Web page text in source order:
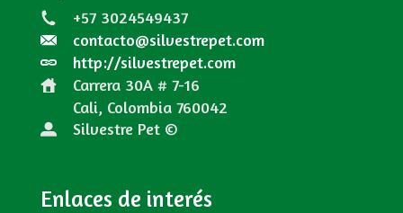
+57 3024549437
contacto@silvestrepet.com
http://silvestrepet.com
Carrera 30A # 7-16
Cali, Colombia 760042
Silvestre Pet ©
Enlaces de interés